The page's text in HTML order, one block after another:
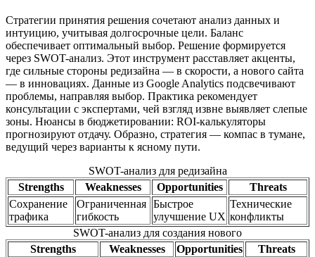
Стратегии принятия решения сочетают анализ данных и
интуицию, учитывая долгосрочные цели. Баланс
обеспечивает оптимальный выбор. Решение формируется
через SWOT-анализ. Этот инструмент расставляет акценты,
где сильные стороны редизайна — в скорости, а нового сайта
— в инновациях. Данные из Google Analytics подсвечивают
проблемы, направляя выбор. Практика рекомендует
консультации с экспертами, чей взгляд извне выявляет слепые
зоны. Нюансы в бюджетировании: ROI-калькуляторы
прогнозируют отдачу. Образно, стратегия — компас в тумане,
ведущий через варианты к ясному пути.
SWOT-анализ для редизайна
Strengths
Weaknesses Opportunities
Threats
Сохранение
трафика
Ограниченная
гибкость
Быстрое
улучшение UX
Технические
конфликты
SWOT-анализ для создания нового
Strengths
Weaknesses Opportunities
Threats